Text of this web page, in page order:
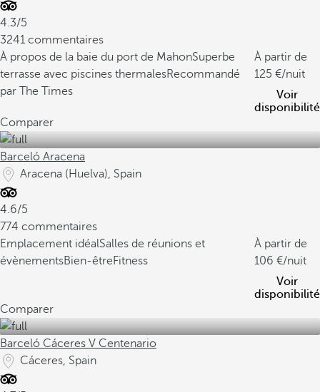
4.3/5
3241 commentaires
À propos de la baie du port de MahonSuperbe
terrasse avec piscines thermalesRecommandé
par The Times
À partir de
125
/nuit
Voir
disponibilité
Comparer
Barceló Aracena
Aracena (Huelva), Spain
4.6/5
774 commentaires
Emplacement idéalSalles de réunions et
évènementsBien-êtreFitness
À partir de
106
/nuit
Voir
disponibilité
Comparer
Barceló Cáceres V Centenario
Cáceres, Spain